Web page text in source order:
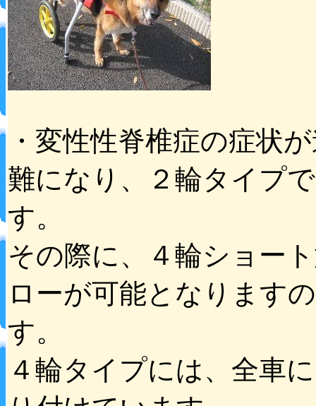
・変性性脊椎症の症状
難になり、２輪タイプ
す。
その際に、４輪ショー
ローが可能となります
す。
４輪タイプには、全車